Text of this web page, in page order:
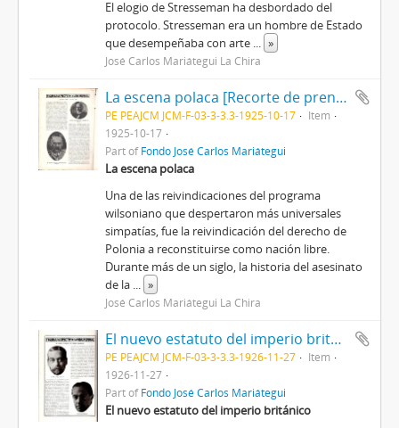
El elogio de Stresseman ha desbordado del
protocolo. Stresseman era un hombre de Estado
que desempeñaba con arte ... »
José Carlos Mariátegui La Chira
La escena polaca [Recorte de prensa]
PE PEAJCM JCM-F-03-3-3.3-1925-10-17
Item
1925-10-17
Part ofFondo José Carlos Mariátegui
La escena polaca
Una de las reivindicaciones del programa
wilsoniano que despertaron más universales
simpatías, fue la reivindicación del derecho de
Polonia a reconstituirse como nación libre.
Durante más de un siglo, la historia del asesinato
de la ... »
José Carlos Mariátegui La Chira
El nuevo estatuto del imperio británico [Recorte de prensa]
PE PEAJCM JCM-F-03-3-3.3-1926-11-27
Item
1926-11-27
Part ofFondo José Carlos Mariátegui
El nuevo estatuto del imperio británico